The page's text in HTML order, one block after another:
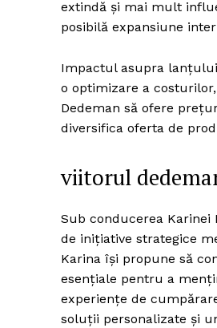
extindă și mai mult
posibilă expansiune
Impactul asupra lanțului
o optimizare a
Dedeman să ofere
diversifica oferta de
viitorul
Sub conducerea Karinei
de inițiative strategice
Karina își propune să
esențiale pentru a
experiențe de
soluții personalizate și